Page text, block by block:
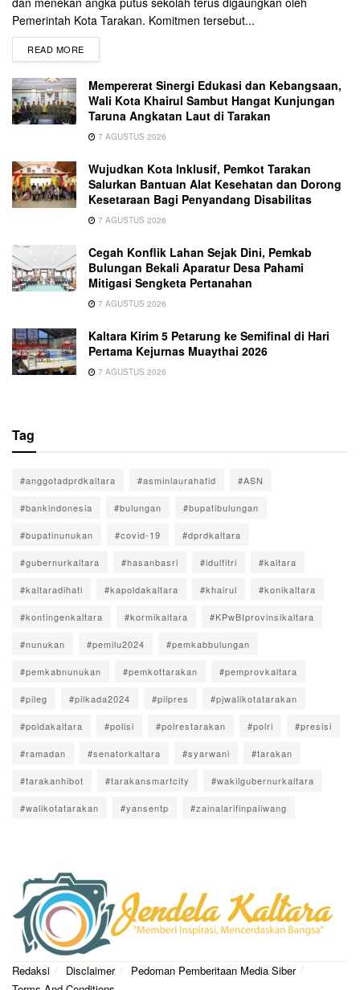
Pemerintah Kota Tarakan. Komitmen tersebut...
READ MORE
Mempererat Sinergi Edukasi dan Kebangsaan,
Wali Kota Khairul Sambut Hangat Kunjungan
Taruna Angkatan Laut di Tarakan
7 AGUSTUS 2026
Wujudkan Kota Inklusif, Pemkot Tarakan
Salurkan Bantuan Alat Kesehatan dan Dorong
Kesetaraan Bagi Penyandang Disabilitas
7 AGUSTUS 2026
Cegah Konflik Lahan Sejak Dini, Pemkab
Bulungan Bekali Aparatur Desa Pahami
Mitigasi Sengketa Pertanahan
7 AGUSTUS 2026
Kaltara Kirim 5 Petarung ke Semifinal di Hari
Pertama Kejurnas Muaythai 2026
7 AGUSTUS 2026
Tag
#anggotadprdkaltara #asminlaurahafid #ASN
#bankindonesia #bulungan #bupatibulungan
#bupatinunukan #covid-19 #dprdkaltara
#gubernurkaltara #hasanbasri #idulfitri #kaltara
#kaltaradihati #kapoldakaltara #khairul #konikaltara
#kontingenkaltara #kormikaltara #KPwBIprovinsikaltara
#nunukan #pemilu2024 #pemkabbulungan
#pemkabnunukan #pemkottarakan #pemprovkaltara
#pileg #pilkada2024 #pilpres #pjwalikotatarakan
#poldakaltara #polisi #polrestarakan #polri #presisi
#ramadan #senatorkaltara #syarwani #tarakan
#tarakanhibot #tarakansmartcity #wakilgubernurkaltara
#walikotatarakan #yansentp #zainalarifinpaliwang
Redaksi Disclaimer
Pedoman Pemberitaan Media Siber